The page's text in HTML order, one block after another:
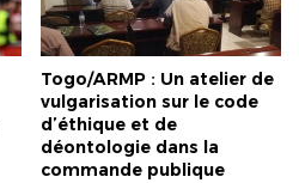
Togo/ARMP : Un atelier de
vulgarisation sur le code
d’éthique et de
déontologie dans la
commande publique